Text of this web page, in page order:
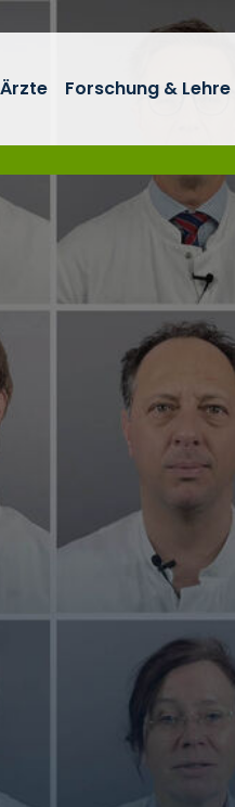
Forschung & Lehre